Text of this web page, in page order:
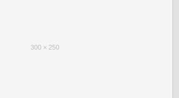
300 × 250